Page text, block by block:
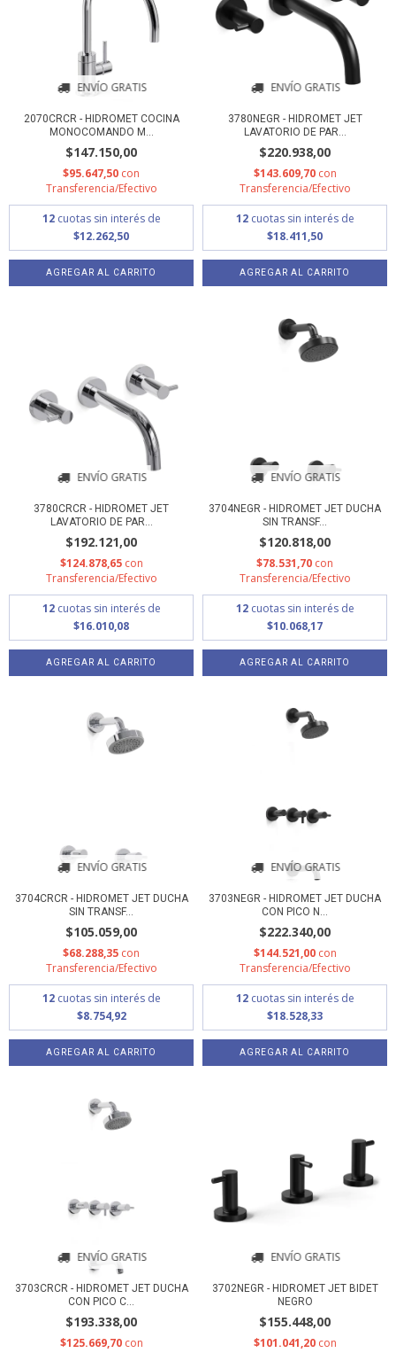
ENVÍO GRATIS
2070CRCR - HIDROMET COCINA
MONOCOMANDO M...
$147.150,00
$95.647,50 con
Transferencia/Efectivo
12 cuotas sin interés de
$12.262,50
ENVÍO GRATIS
3780NEGR - HIDROMET JET
LAVATORIO DE PAR...
$220.938,00
$143.609,70 con
Transferencia/Efectivo
12 cuotas sin interés de
$18.411,50
ENVÍO GRATIS
3780CRCR - HIDROMET JET
LAVATORIO DE PAR...
$192.121,00
$124.878,65 con
Transferencia/Efectivo
12 cuotas sin interés de
$16.010,08
ENVÍO GRATIS
3704NEGR - HIDROMET JET DUCHA
SIN TRANSF...
$120.818,00
$78.531,70 con
Transferencia/Efectivo
12 cuotas sin interés de
$10.068,17
ENVÍO GRATIS
3704CRCR - HIDROMET JET DUCHA
SIN TRANSF...
$105.059,00
$68.288,35 con
Transferencia/Efectivo
12 cuotas sin interés de
$8.754,92
ENVÍO GRATIS
3703NEGR - HIDROMET JET DUCHA
CON PICO N...
$222.340,00
$144.521,00 con
Transferencia/Efectivo
12 cuotas sin interés de
$18.528,33
ENVÍO GRATIS
3703CRCR - HIDROMET JET DUCHA
CON PICO C...
$193.338,00
$125.669,70 con
ENVÍO GRATIS
3702NEGR - HIDROMET JET BIDET
NEGRO
$155.448,00
$101.041,20 con